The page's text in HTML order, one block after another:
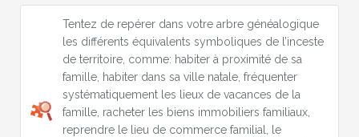
Tentez de repérer dans votre arbre généalogique
les différents équivalents symboliques de l’inceste
de territoire, comme: habiter à proximité de sa
famille, habiter dans sa ville natale, fréquenter
systématiquement les lieux de vacances de la
famille, racheter les biens immobiliers familiaux,
reprendre le lieu de commerce familial, le